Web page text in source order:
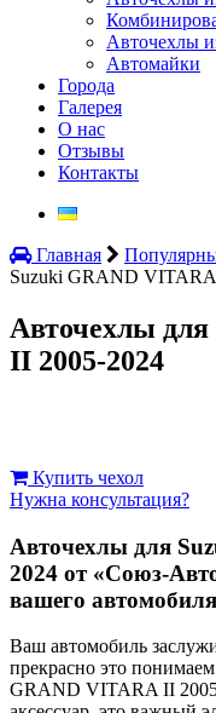
Авточехлы
Автомайки
Города
Галерея
О нас
Отзывы
Контакты
Главная
Suzuki GRAND
Авточехлы
II 2005-2024
Купить чехол
Нужна консультация?
Авточехлы для
2024 от «Союз-
вашего автомобиля
Ваш автомобиль
прекрасно это
GRAND VITARA II